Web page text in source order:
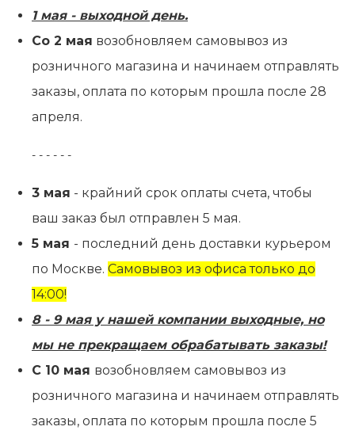
1 мая - выходной день.
Со 2 мая возобновляем самовывоз из
розничного магазина и начинаем отправлять
заказы, оплата по которым прошла после 28
апреля.
- - - - - -
3 мая - крайний срок оплаты счета, чтобы
ваш заказ был отправлен 5 мая.
5 мая - последний день доставки курьером
по Москве. Самовывоз из офиса только до
14:00!
8 - 9 мая у нашей компании выходные, но
мы не прекращаем обрабатывать заказы!
С 10 мая возобновляем самовывоз из
розничного магазина и начинаем отправлять
заказы, оплата по которым прошла после 5